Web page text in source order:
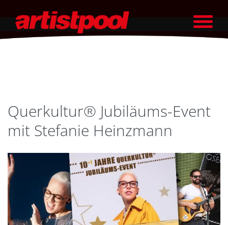
Querkultur® Jubiläums-Event
mit Stefanie Heinzmann